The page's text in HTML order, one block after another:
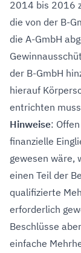
2014 bis 2016
die von der B-
die A-GmbH
der B-GmbH
hierauf
entrichten
Hinweise:
finanzielle
gewesen wäre,
einen Teil der
qualifizierte
erforderlich
Beschlüsse
einfache